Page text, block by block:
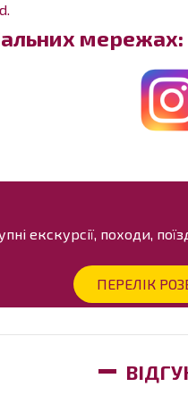
мережах:
екскурсії, походи,
ПЕРЕЛІК